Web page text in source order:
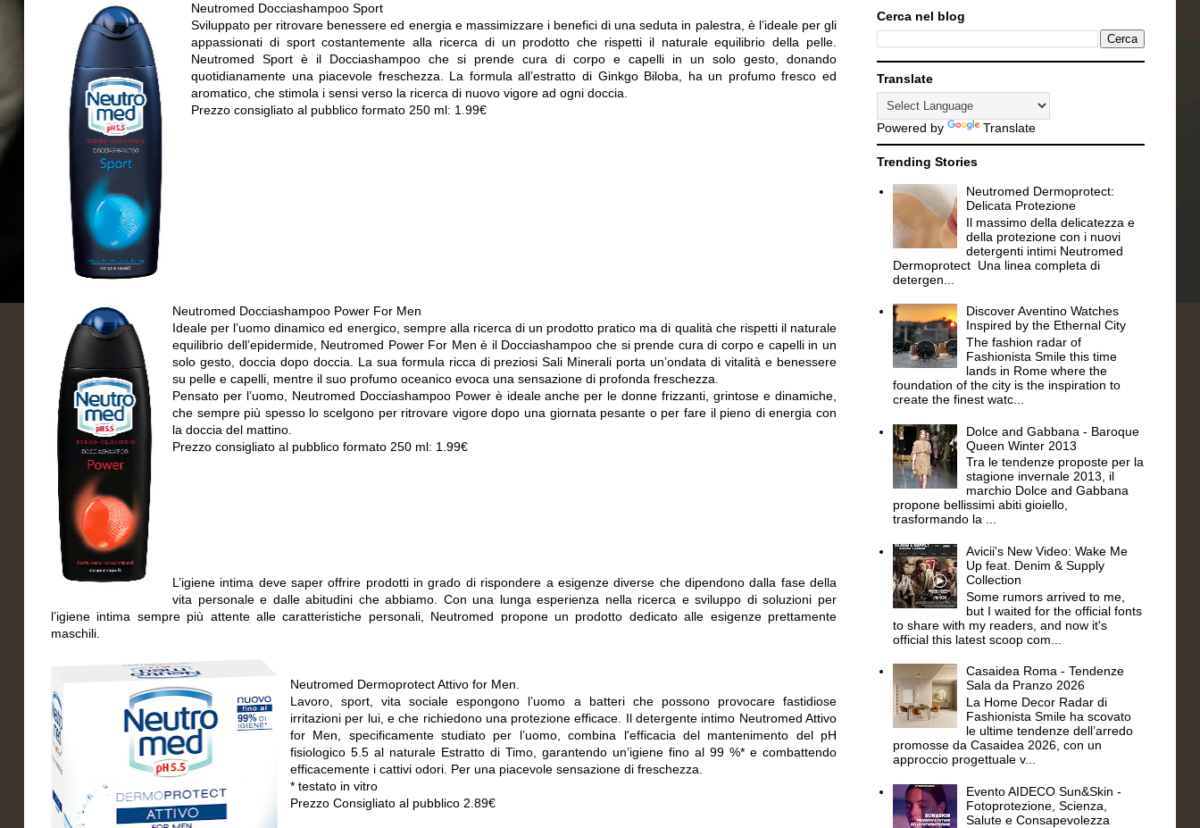
Neutromed Docciashampoo Sport
Sviluppato per ritrovare benessere ed energia e massimizzare i benefici di una seduta in palestra, è l’ideale per gli
appassionati di sport costantemente alla ricerca di un prodotto che rispetti il naturale equilibrio della pelle.
Neutromed Sport è il Docciashampoo che si prende cura di corpo e capelli in un solo gesto, donando
quotidianamente una piacevole freschezza. La formula all’estratto di Ginkgo Biloba, ha un profumo fresco ed
aromatico, che stimola i sensi verso la ricerca di nuovo vigore ad ogni doccia.
Prezzo consigliato al pubblico formato 250 ml: 1.99€
Neutromed Docciashampoo Power For Men
Ideale per l’uomo dinamico ed energico, sempre alla ricerca di un prodotto pratico ma di qualità che rispetti il naturale
equilibrio dell’epidermide, Neutromed Power For Men è il Docciashampoo che si prende cura di corpo e capelli in un
solo gesto, doccia dopo doccia. La sua formula ricca di preziosi Sali Minerali porta un’ondata di vitalità e benessere
su pelle e capelli, mentre il suo profumo oceanico evoca una sensazione di profonda freschezza.
Pensato per l’uomo, Neutromed Docciashampoo Power è ideale anche per le donne frizzanti, grintose e dinamiche,
che sempre più spesso lo scelgono per ritrovare vigore dopo una giornata pesante o per fare il pieno di energia con
la doccia del mattino.
Prezzo consigliato al pubblico formato 250 ml: 1.99€
L’igiene intima deve saper offrire prodotti in grado di rispondere a esigenze diverse che dipendono dalla fase della
vita personale e dalle abitudini che abbiamo. Con una lunga esperienza nella ricerca e sviluppo di soluzioni per
l’igiene intima sempre più attente alle caratteristiche personali, Neutromed propone un prodotto dedicato alle esigenze prettamente
maschili.
Neutromed Dermoprotect Attivo for Men.
Lavoro, sport, vita sociale espongono l’uomo a batteri che possono provocare fastidiose
irritazioni per lui, e che richiedono una protezione efficace. Il detergente intimo Neutromed Attivo
for Men, specificamente studiato per l’uomo, combina l'efficacia del mantenimento del pH
fisiologico 5.5 al naturale Estratto di Timo, garantendo un’igiene fino al 99 %* e combattendo
efficacemente i cattivi odori. Per una piacevole sensazione di freschezza.
* testato in vitro
Prezzo Consigliato al pubblico 2.89€
Cerca nel blog
Translate
Powered by Translate
Trending Stories
Neutromed Dermoprotect:
Delicata Protezione
Il massimo della delicatezza e
della protezione con i nuovi
detergenti intimi Neutromed
Dermoprotect Una linea completa di
detergen...
Discover Aventino Watches
Inspired by the Ethernal City
The fashion radar of
Fashionista Smile this time
lands in Rome where the
foundation of the city is the inspiration to
create the finest watc...
Dolce and Gabbana - Baroque
Queen Winter 2013
Tra le tendenze proposte per la
stagione invernale 2013, il
marchio Dolce and Gabbana
propone bellissimi abiti gioiello,
trasformando la ...
Avicii's New Video: Wake Me
Up feat. Denim & Supply
Collection
Some rumors arrived to me,
but I waited for the official fonts
to share with my readers, and now it's
official this latest scoop com...
Casaidea Roma - Tendenze
Sala da Pranzo 2026
La Home Decor Radar di
Fashionista Smile ha scovato
le ultime tendenze dell’arredo
promosse da Casaidea 2026, con un
approccio progettuale v...
Evento AIDECO Sun&Skin -
Fotoprotezione, Scienza,
Salute e Consapevolezza